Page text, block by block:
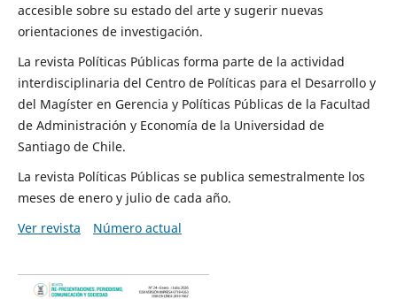
accesible sobre su estado del arte y sugerir nuevas
orientaciones de investigación.
La revista Políticas Públicas forma parte de la actividad
interdisciplinaria del Centro de Políticas para el Desarrollo y
del Magíster en Gerencia y Políticas Públicas de la Facultad
de Administración y Economía de la Universidad de
Santiago de Chile.
La revista Políticas Públicas se publica semestralmente los
meses de enero y julio de cada año.
Ver revista
Número actual